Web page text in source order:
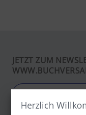
Herzlich
JETZT ZUM